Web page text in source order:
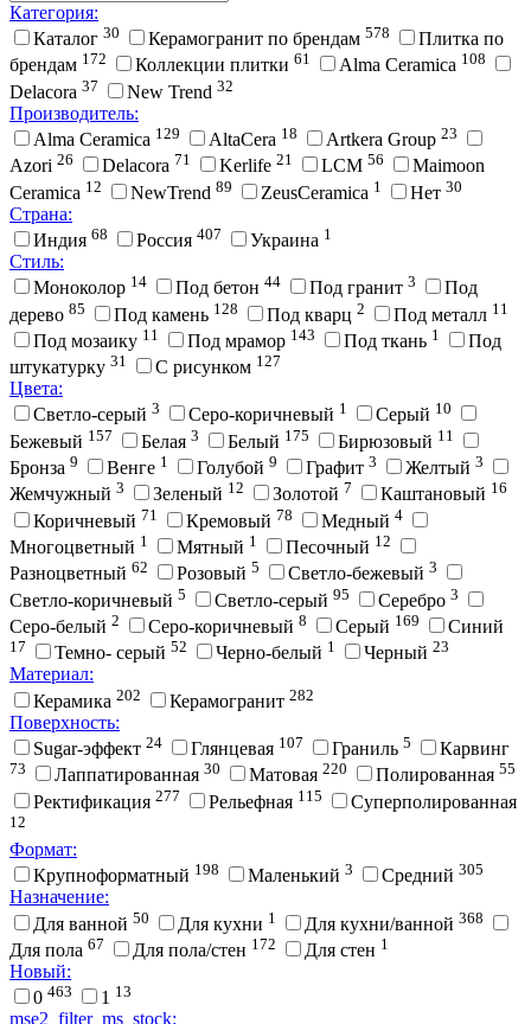
Категория:
Каталог 30 Керамогранит по брендам 578
Плитка по
брендам 172 Коллекции плитки 61 Alma Ceramica 108
Delacora 37 New Trend 32
Производитель:
Alma Ceramica 129 AltaCera 18 Artkera Group 23
Azori 26 Delacora 71 Kerlife 21 LCM 56
Maimoon
Ceramica 12 NewTrend 89 ZeusCeramica 1 Нет 30
Страна:
Индия 68 Россия 407 Украина 1
Стиль:
Моноколор 14 Под бетон 44 Под гранит 3
Под
дерево 85 Под камень 128 Под кварц 2 Под металл 11
Под мозаику 11 Под мрамор 143 Под ткань 1
Под
штукатурку 31 С рисунком 127
Цвета:
Cветло-серый 3 Cеро-коричневый 1 Cерый 10
Бежевый 157 Белая 3 Белый 175 Бирюзовый 11
Бронза 9 Венге 1 Голубой 9 Графит 3 Желтый 3
Жемчужный 3 Зеленый 12 Золотой 7 Каштановый 16
Коричневый 71 Кремовый 78 Медный 4
Многоцветный 1 Мятный 1 Песочный 12
Разноцветный 62 Розовый 5 Светло-бежевый 3
Светло-коричневый 5 Светло-серый 95 Серебро 3
Серо-белый 2 Серо-коричневый 8 Серый 169 Синий
17 Темно- серый 52 Черно-белый 1 Черный 23
Материал:
Керамика 202 Керамогранит 282
Поверхность:
Sugar-эффект 24 Глянцевая 107 Граниль 5 Карвинг
73 Лаппатированная 30 Матовая 220 Полированная 55
Ректификация 277 Рельефная 115 Суперполированная
12
Формат:
Крупноформатный 198 Маленький 3 Средний 305
Назначение:
Для ванной 50 Для кухни 1 Для кухни/ванной 368
Для пола 67 Для пола/стен 172 Для стен 1
Новый:
0 463 1 13
mse2_filter_ms_stock: